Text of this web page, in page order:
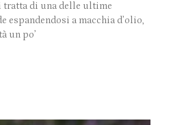
tratta di una delle ultime
espandendosi a macchia d’olio,
un po’